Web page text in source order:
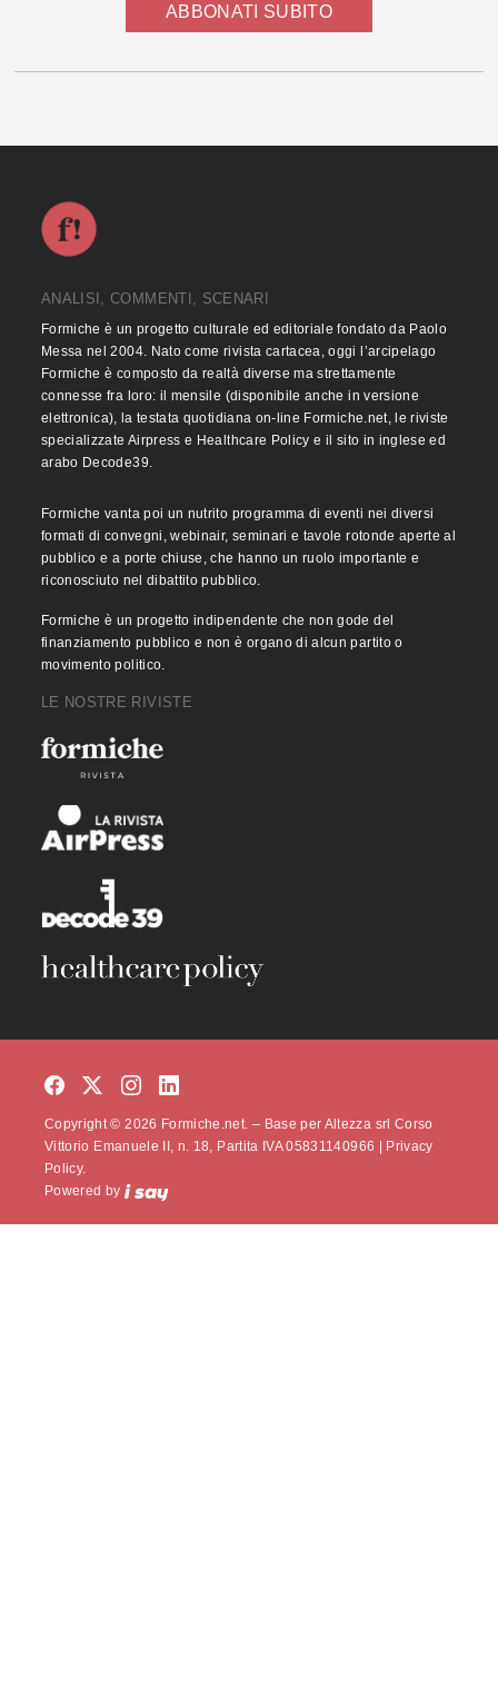
ABBONATI SUBITO
ANALISI, COMMENTI, SCENARI
Formiche è un progetto culturale ed editoriale fondato da Paolo
Messa nel 2004. Nato come rivista cartacea, oggi l’arcipelago
Formiche è composto da realtà diverse ma strettamente
connesse fra loro: il mensile (disponibile anche in versione
elettronica), la testata quotidiana on-line Formiche.net, le riviste
specializzate Airpress e Healthcare Policy e il sito in inglese ed
arabo Decode39.
Formiche vanta poi un nutrito programma di eventi nei diversi
formati di convegni, webinair, seminari e tavole rotonde aperte al
pubblico e a porte chiuse, che hanno un ruolo importante e
riconosciuto nel dibattito pubblico.
Formiche è un progetto indipendente che non gode del
finanziamento pubblico e non è organo di alcun partito o
movimento politico.
LE NOSTRE RIVISTE
Copyright © 2026 Formiche.net. – Base per Altezza srl Corso
Vittorio Emanuele II, n. 18, Partita IVA 05831140966 |
Privacy
Policy.
Powered by